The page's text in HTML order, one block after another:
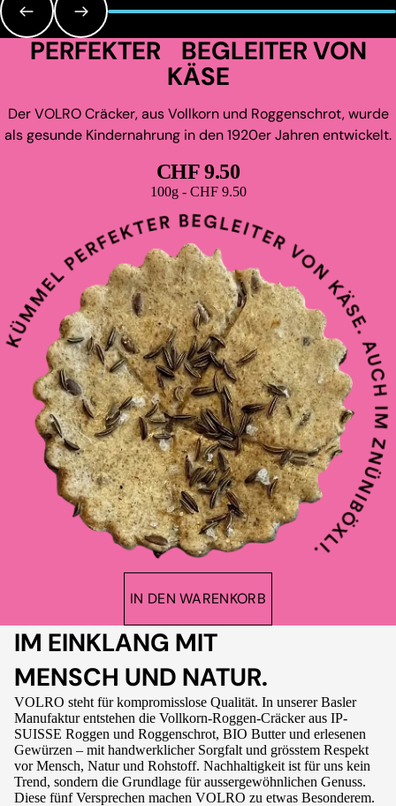
PERFEKTER BEGLEITER VON
KÄSE
Der VOLRO Cräcker, aus Vollkorn und Roggenschrot, wurde
als gesunde Kindernahrung in den 1920er Jahren entwickelt.
CHF 9.50
Grundpreis
100g - CHF 9.50
IN DEN WARENKORB
IM EINKLANG MIT
MENSCH UND NATUR.
VOLRO steht für kompromisslose Qualität. In unserer Basler
Manufaktur entstehen die Vollkorn-Roggen-Cräcker aus IP-
SUISSE Roggen und Roggenschrot, BIO Butter und erlesenen
Gewürzen – mit handwerklicher Sorgfalt und grösstem Respekt
vor Mensch, Natur und Rohstoff. Nachhaltigkeit ist für uns kein
Trend, sondern die Grundlage für aussergewöhnlichen Genuss.
Diese fünf Versprechen machen VOLRO zu etwas Besonderem.